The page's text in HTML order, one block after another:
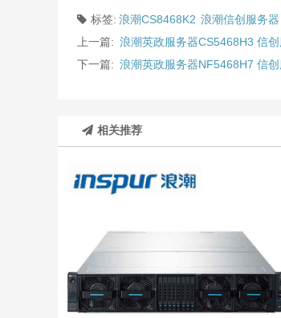
标签: 浪潮CS8468K2 浪潮信创服务器
上一篇: 浪潮英政服务器CS5468H3 信
下一篇: 浪潮英政服务器NF5468H7 信
相关推荐